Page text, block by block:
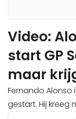
Video:
start GP
maar
Fernando Alonso
gestart. Hij kreeg